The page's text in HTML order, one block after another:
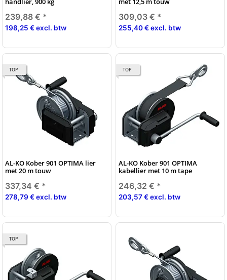
239,88 € *
198,25 € excl. btw
309,03 € *
255,40 € excl. btw
TOP
AL-KO Kober 901 OPTIMA lier
met 20 m touw
337,34 € *
278,79 € excl. btw
TOP
AL-KO Kober 901 OPTIMA
kabellier met 10 m tape
246,32 € *
203,57 € excl. btw
TOP